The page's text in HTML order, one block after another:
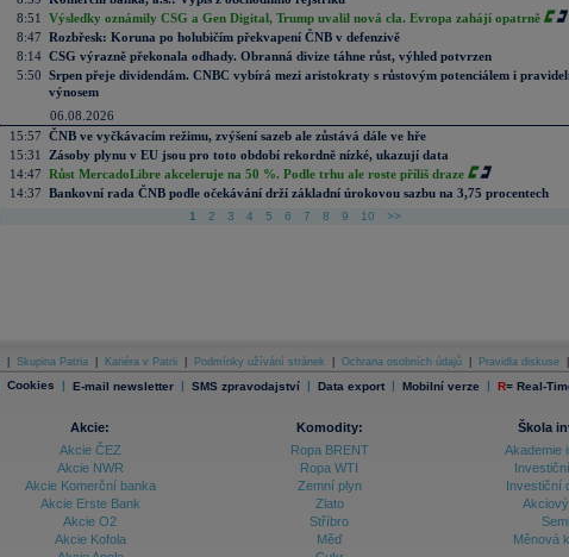
8:51
Výsledky oznámily CSG a Gen Digital, Trump uvalil nová cla. Evropa zahájí opatrně
8:47 Rozbřesk: Koruna po holubičím překvapení ČNB v defenzivě
8:14 CSG výrazně překonala odhady. Obranná divize táhne růst, výhled potvrzen
5:50 Srpen přeje dividendám. CNBC vybírá mezi aristokraty s růstovým potenciálem i
výnosem
06.08.2026
15:57 ČNB ve vyčkávacím režimu, zvýšení sazeb ale zůstává dále ve hře
15:31
Zásoby plynu v EU jsou pro toto období rekordně nízké, ukazují data
14:47 Růst MercadoLibre akceleruje na 50 %. Podle trhu ale roste příliš draze
14:37 Bankovní rada ČNB podle očekávání drží základní úrokovou sazbu na 3,75 procentech
1 2 3 4 5 6 7 8 9 10 >>
Skupina Patria Kariéra v Patrii Podmínky užívání stránek Ochrana osobních údajů Pravidla diskuse
Cookies | E-mail newsletter | SMS zpravodajství | Data export | Mobilní verze | R= Real-
Akcie:
Akcie ČEZ
Akcie NWR
Akcie Komerční banka
Akcie Erste Bank
Akcie O2
Akcie Kofola
Komodity:
Ropa BRENT
Ropa WTI
Zemní plyn
Zlato
Stříbro
Měď
Škola
Akademie
Investiční
Měnová